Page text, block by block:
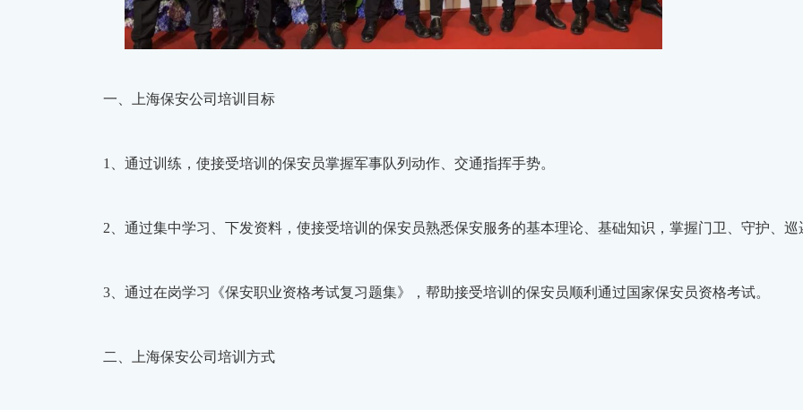
一、上海保安公司培训目标
1、通过训练，使接受培训的保安员掌握军事队列动作、交通指挥手势。
2、通过集中学习、下发资料，使接受培训的保安员熟悉保安服务的基本理论、基础知识，掌握门卫、守护、巡
3、通过在岗学习《保安职业资格考试复习题集》，帮助接受培训的保安员顺利通过国家保安员资格考试。
二、上海保安公司培训方式